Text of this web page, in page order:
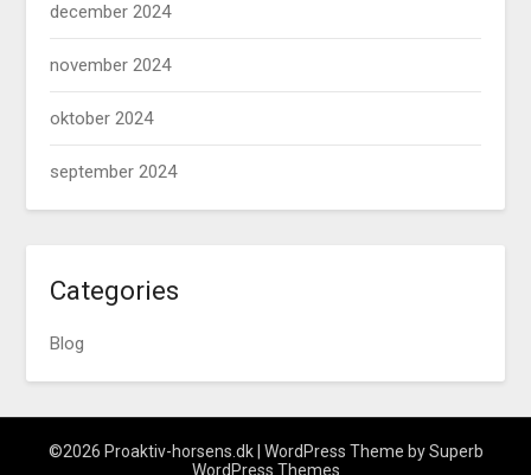
december 2024
november 2024
oktober 2024
september 2024
Categories
Blog
©2026 Proaktiv-horsens.dk | WordPress Theme bySuperb
WordPress Themes